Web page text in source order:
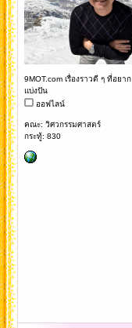
9MOT.com เรื่องราวดี ๆ ที่อยาก
แบ่งปัน
ออฟไลน์
คณะ: วิศวกรรมศาสตร์
กระทู้: 830